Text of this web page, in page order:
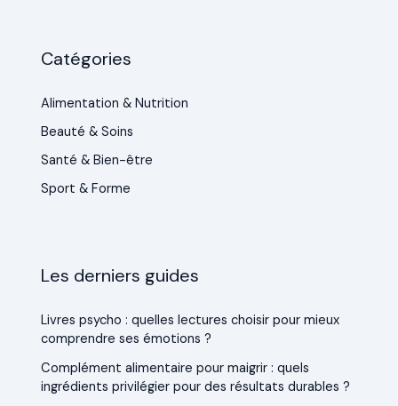
Catégories
Alimentation & Nutrition
Beauté & Soins
Santé & Bien-être
Sport & Forme
Les derniers guides
Livres psycho : quelles lectures choisir pour mieux
comprendre ses émotions ?
Complément alimentaire pour maigrir : quels
ingrédients privilégier pour des résultats durables ?